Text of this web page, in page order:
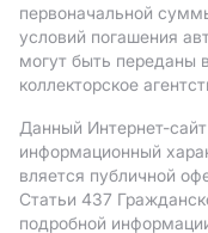
первоначальной
условий погашения
могут быть переданы
коллекторское
Данный Интернет-
информационный
вляется публичной
Статьи 437
подробной